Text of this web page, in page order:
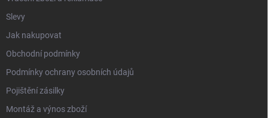
Slevy
Jak nakupovat
Obchodní podmínky
Podmínky ochrany osobních údajů
Pojištění zásilky
Montáž a výnos zboží